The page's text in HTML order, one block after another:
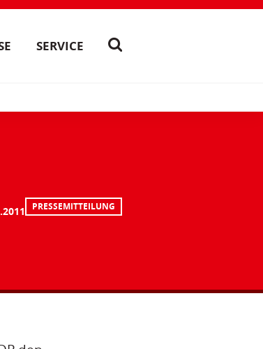
SERVICE
PRESSEMITTEILUNG